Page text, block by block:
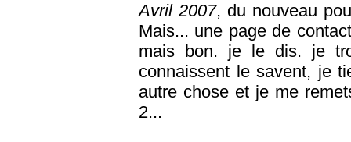
Avril 2007, du nouveau
Mais... une page de
mais bon. je le dis. je
connaissent le savent, je
autre chose et je me
2...